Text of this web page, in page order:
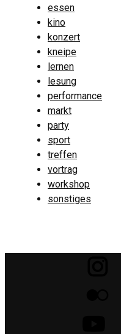
essen
kino
konzert
kneipe
lernen
lesung
performance
markt
party
sport
treffen
vortrag
workshop
sonstiges